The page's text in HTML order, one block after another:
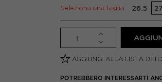
Seleziona una taglia 26.5
AGGIUNGI ALLA LISTA DEI
POTREBBERO INTERESSARTI